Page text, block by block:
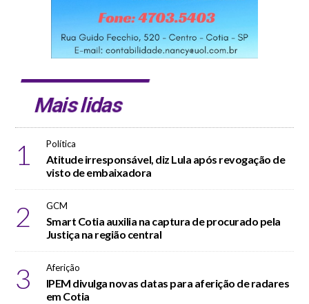
Mais lidas
1 Política
Atitude irresponsável, diz Lula após revogação de
visto de embaixadora
2 GCM
Smart Cotia auxilia na captura de procurado pela
Justiça na região central
3 Aferição
IPEM divulga novas datas para aferição de radares
em Cotia